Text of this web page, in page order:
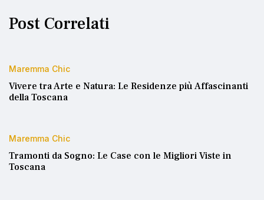
Post Correlati
Maremma Chic
Vivere tra Arte e Natura: Le Residenze più Affascinanti
della Toscana
Maremma Chic
Tramonti da Sogno: Le Case con le Migliori Viste in
Toscana